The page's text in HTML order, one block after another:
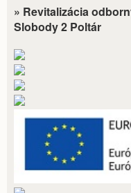
» Revitalizácia
Slobody 2 Poltár